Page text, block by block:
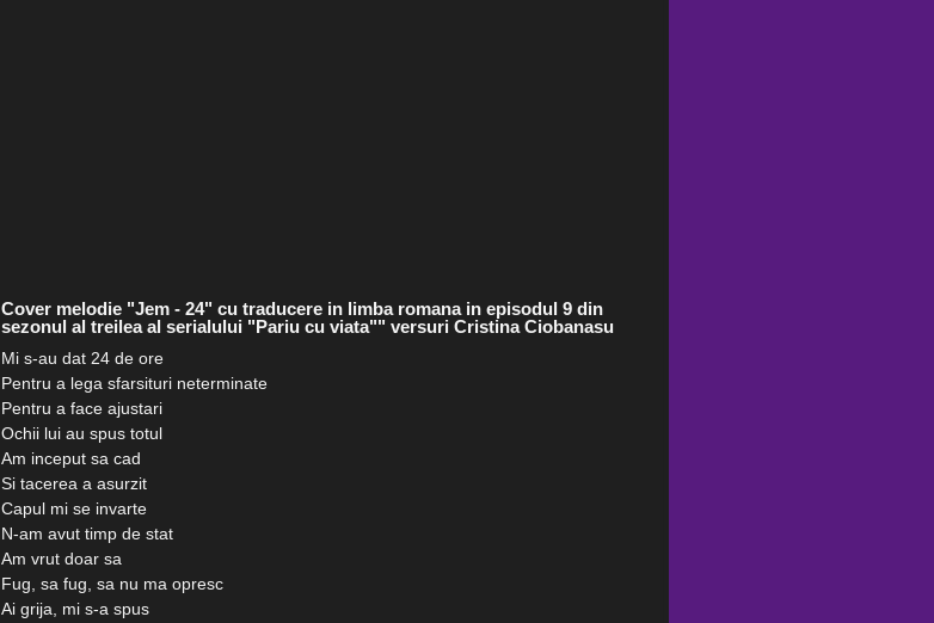
Cover melodie "Jem - 24" cu traducere in limba romana in episodul 9 din
sezonul al treilea al serialului "Pariu cu viata"" versuri Cristina Ciobanasu
Mi s-au dat 24 de ore
Pentru a lega sfarsituri neterminate
Pentru a face ajustari
Ochii lui au spus totul
Am inceput sa cad
Si tacerea a asurzit
Capul mi se invarte
N-am avut timp de stat
Am vrut doar sa
Fug, sa fug, sa nu ma opresc
Ai grija, mi s-a spus